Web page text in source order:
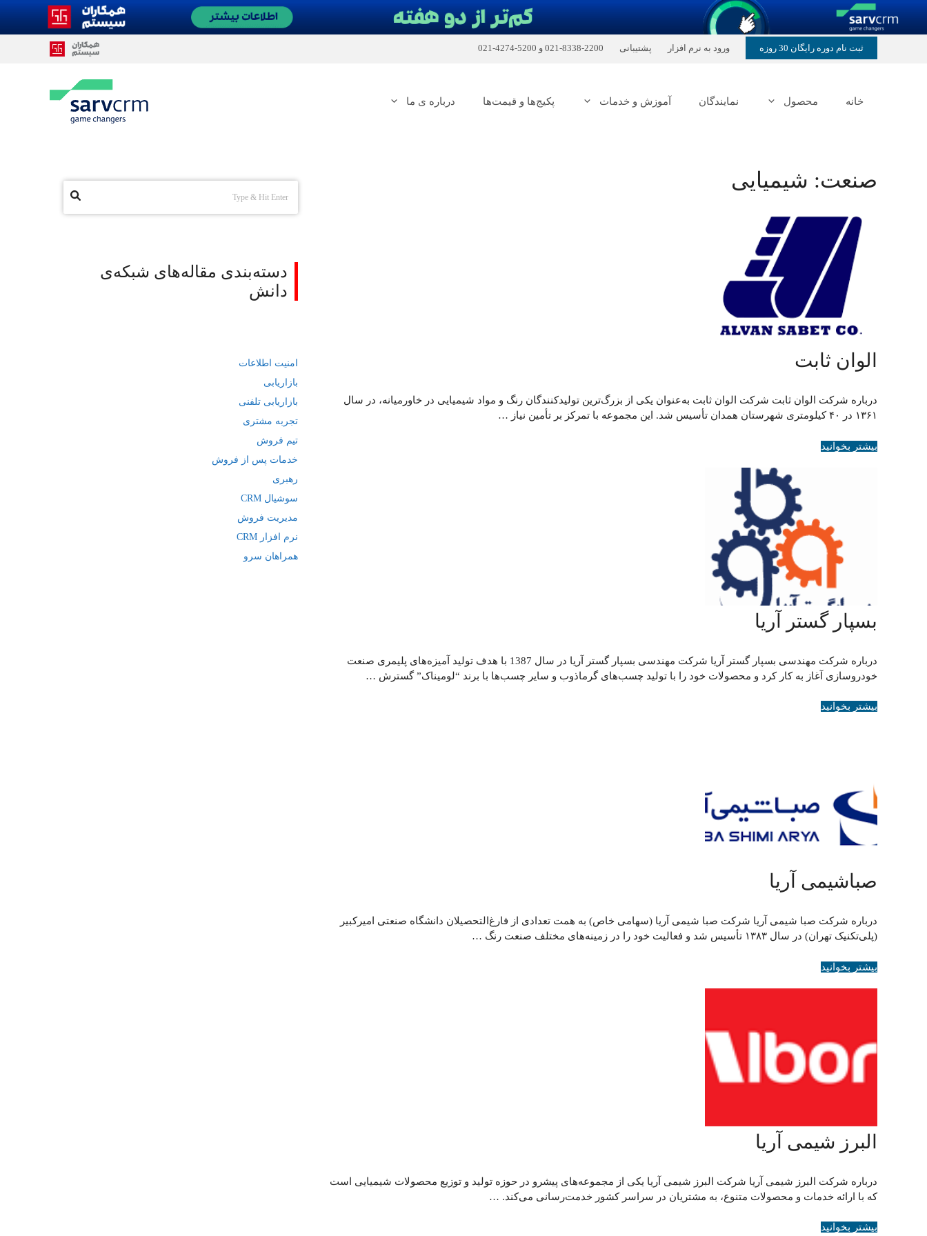
ثبت نام دوره رایگان 30 روزه ورود به نرم افزار پشتیبانی 2200-8338-021 و 5200-4274-021
خانه محصول نمایندگان آموزش و خدمات پکیج‌ها و قیمت‌ها درباره ی ما
صنعت: شیمیایی
الوان ثابت
درباره شرکت الوان ثابت شرکت الوان ثابت به‌عنوان یکی از بزرگ‌ترین تولیدکنندگان رنگ و مواد شیمیایی در خاورمیانه، در سال
۱۳۶۱ در ۴۰ کیلومتری شهرستان همدان تأسیس شد. این مجموعه با تمرکز بر تأمین نیاز …
بیشتر بخوانید
بسپار گستر آریا
درباره شرکت مهندسی بسپار گستر آریا شرکت مهندسی بسپار گستر آریا در سال 1387 با هدف تولید آمیزه‌های پلیمری صنعت
خودروسازی آغاز به کار کرد و محصولات خود را با تولید چسب‌های گرما‌ذوب و سایر چسب‌ها با برند “لومیناک” گسترش …
بیشتر بخوانید
صباشیمی آریا
درباره شرکت صبا شیمی آریا شرکت صبا شیمی آریا (سهامی خاص) به همت تعدادی از فارغ‌التحصیلان دانشگاه صنعتی امیرکبیر
(پلی‌تکنیک تهران) در سال ۱۳۸۳ تأسیس شد و فعالیت خود را در زمینه‌های مختلف صنعت رنگ …
بیشتر بخوانید
البرز شیمی آریا
درباره شرکت البرز شیمی آریا شرکت البرز شیمی آریا یکی از مجموعه‌های پیشرو در حوزه تولید و توزیع محصولات شیمیایی است
که با ارائه خدمات و محصولات متنوع، به مشتریان در سراسر کشور خدمت‌رسانی می‌کند. …
بیشتر بخوانید
دسته‌بندی مقاله‌های شبکه‌ی
دانش
امنیت اطلاعات
بازاریابی
بازاریابی تلفنی
تجربه مشتری
تیم فروش
خدمات پس از فروش
رهبری
سوشیال CRM
مدیریت فروش
نرم افزار CRM
همراهان سرو